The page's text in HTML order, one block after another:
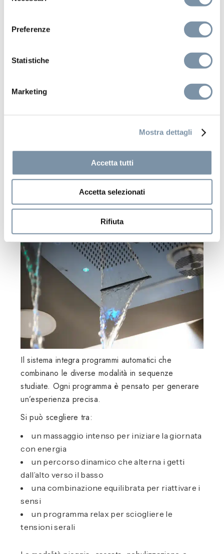
Preferenze
Statistiche
Marketing
Mostra dettagli
Accetta tutti
Accetta selezionati
Rifiuta
Il sistema integra programmi automatici che
combinano le diverse modalità in sequenze
studiate. Ogni programma è pensato per generare
un’esperienza precisa.
Si può scegliere tra:
un massaggio intenso per iniziare la giornata
con energia
un percorso dinamico che alterna i getti
dall’alto verso il basso
una combinazione equilibrata per riattivare i
sensi
un programma relax per sciogliere le
tensioni serali